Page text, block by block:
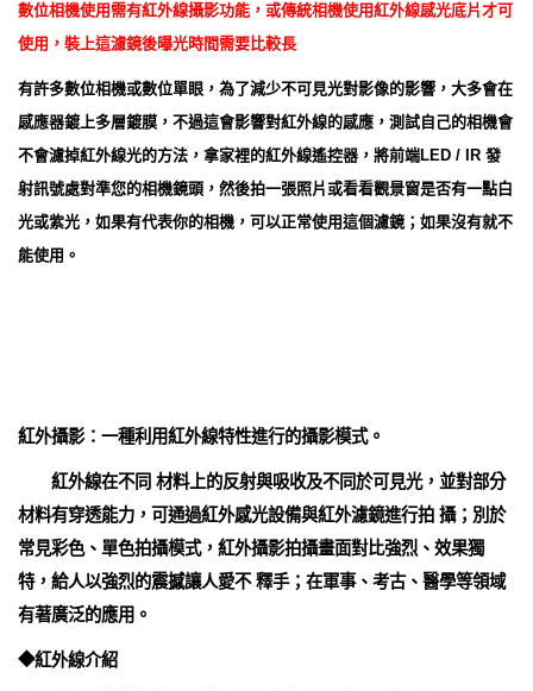
數位相機使用需有紅外線攝影功能，或傳統相機使用紅外線感光底片才可
使用， 裝上這濾鏡後曝光時間需要比較長
有許多數位相機或數位單眼，為了減少不可見光對影像的影響，大多會在
感應器鍍上多層鍍膜，不過這會影響對紅外線的感應，測試自己的相機會
不會濾掉紅外線光的方法，拿家裡的紅外線遙控器，將前端LED / IR 發
射訊號處對準您的相機鏡頭，然後拍一張照片或看看觀景窗是否有一點白
光或紫光，如果有代表你的相機，可以正常使用這個濾鏡；如果沒有就不
能使用。
紅外攝影：一種利用紅外線特性進行的攝影模式。
紅外線在不同 材料上的反射與吸收及不同於可見光，並對部分
材料有穿透能力，可通過紅外感光設備與紅外濾鏡進行拍 攝；別於
常見彩色、單色拍攝模式，紅外攝影拍攝畫面對比強烈、效果獨
特，給人以強烈的震撼讓人愛不 釋手；在軍事、考古、醫學等領域
有著廣泛的應用。
◆紅外線介紹